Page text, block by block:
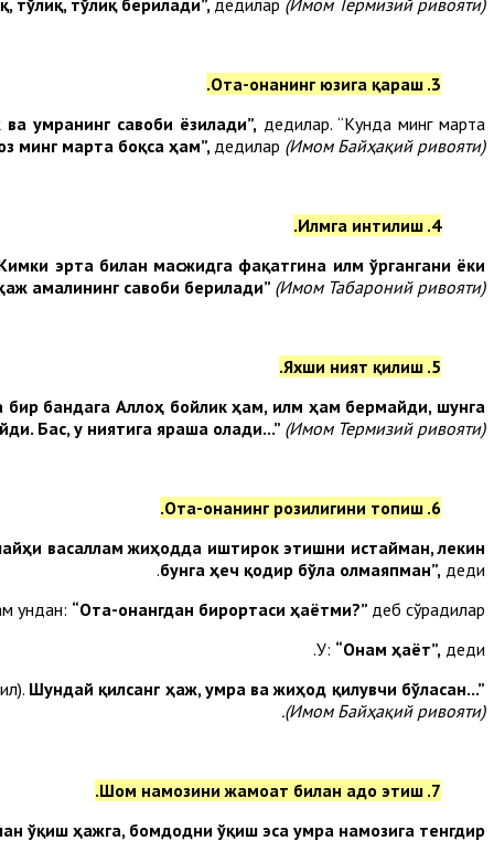
3. Ота-онанинг юзига қараш.
умранинг савоби ёзилади”, дедилар. “Кунда минг марта
минг марта боқса ҳам”, дедилар (Имом Байҳақий ривояти).
4. Илмга интилиш.
эрта билан масжидга фақатгина илм ўргангани ёки
амалининг савоби берилади” (Имом Табароний ривояти).
5. Яхши ният қилиш.
бир бандага Аллоҳ бойлик ҳам, илм ҳам бермайди, шунга
Бас, у ниятига яраша олади...” (Имом Термизий ривояти)
6. Ота-онанинг розилигини топиш.
васаллам жиҳодда иштирок этишни истайман, лекин
бунга ҳеч қодир бўла олмаяпман”, деди.
ундан: “Ота-онангдан бирортаси ҳаётми?” деб сўрадилар.
У: “Онам ҳаёт”, деди.
Шундай қилсанг ҳаж, умра ва жиҳод қилувчи бўласан...”
(Имом Байҳақий ривояти).
7. Шом намозини жамоат билан адо этиш.
ўқиш ҳажга, бомдодни ўқиш эса умра намозига тенгдир”.